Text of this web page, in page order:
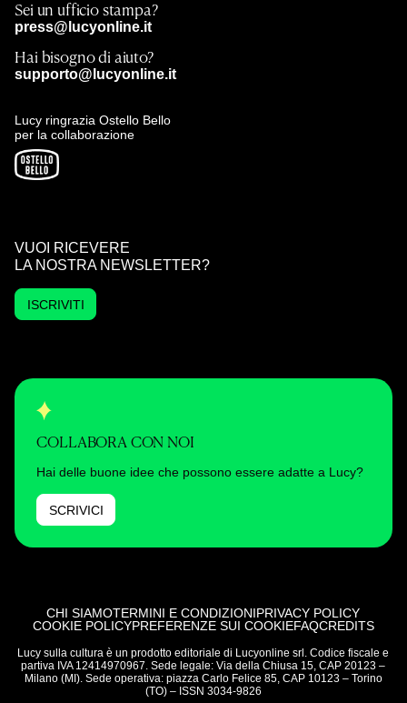
Sei un ufficio stampa?
press@lucyonline.it
Hai bisogno di aiuto?
supporto@lucyonline.it
Lucy ringrazia Ostello Bello
per la collaborazione
VUOI RICEVERE
LA NOSTRA NEWSLETTER?
ISCRIVITI
COLLABORA CON NOI
Hai delle buone idee che possono essere adatte a Lucy?
SCRIVICI
CHI SIAMOTERMINI E CONDIZIONIPRIVACY POLICY
COOKIE POLICYPREFERENZE SUI COOKIEFAQCREDITS
Lucy sulla cultura è un prodotto editoriale di Lucyonline srl. Codice fiscale e
partiva IVA 12414970967. Sede legale: Via della Chiusa 15, CAP 20123 –
Milano (MI). Sede operativa: piazza Carlo Felice 85, CAP 10123 – Torino
(TO) – ISSN 3034-9826